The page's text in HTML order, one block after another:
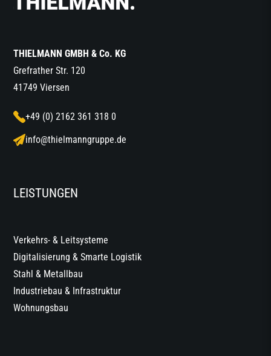
THIELMANN GMBH & Co. KG
Grefrather Str. 120
41749 Viersen
+49 (0) 2162 361 318 0
info@thielmanngruppe.de
LEISTUNGEN
Verkehrs- & Leitsysteme
Digitalisierung & Smarte Logistik
Stahl & Metallbau
Industriebau & Infrastruktur
Wohnungsbau